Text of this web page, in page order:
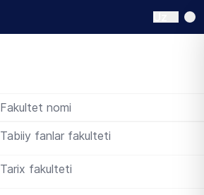
Fakultet nomi
Tabiiy fanlar fakulteti
Tarix fakulteti